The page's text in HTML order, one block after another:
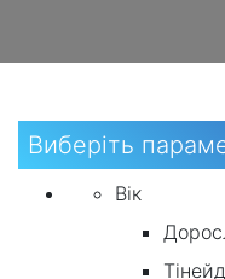
Виберіть
Вік